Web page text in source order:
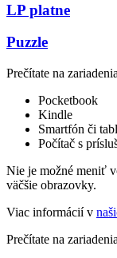
LP platne
Puzzle
Prečítate na
Pocketbook
Kindle
Smartfón či
Počítač s
Nie je možné meniť
väčšie obrazovky.
Viac informácií v
Prečítate na